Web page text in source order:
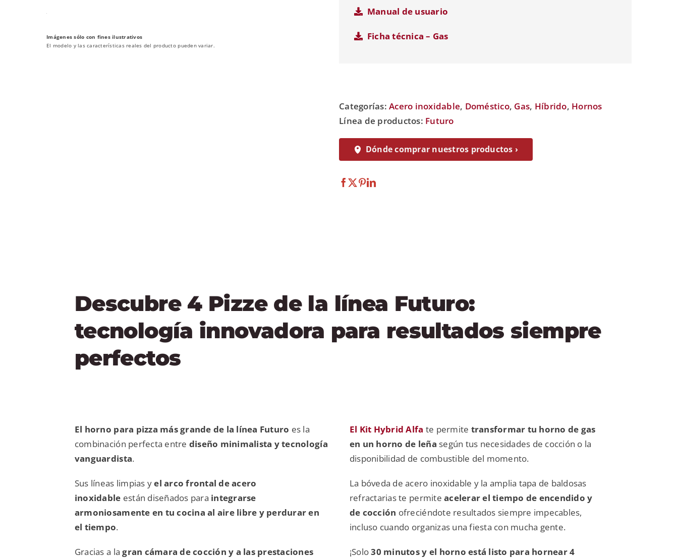
Imágenes sólo con fines ilustrativos
El modelo y las características reales del producto pueden variar.
Manual de usuario
Ficha técnica – Gas
Categorías:Acero inoxidable, Doméstico, Gas, Híbrido, Hornos
Línea de productos: Futuro
Dónde comprar nuestros productos ›
Descubre 4 Pizze de la línea Futuro:
tecnología innovadora para resultados siempre
perfectos
El horno para pizza más grande de la línea Futuro es la
combinación perfecta entre diseño minimalista y tecnología
vanguardista.
Sus líneas limpias yel arco frontal de acero
inoxidable están diseñados para integrarse
armoniosamente en tu cocina al aire libre y perdurar en
el tiempo.
Gracias a lagran cámara de cocción y a las prestaciones
El Kit Hybrid Alfa te permite transformar tu horno de gas
en un horno de leña según tus necesidades de cocción o la
disponibilidad de combustible del momento.
La bóveda de acero inoxidable y la amplia tapa de baldosas
refractarias te permiteacelerar el tiempo de encendido y
de cocción ofreciéndote resultados siempre impecables,
incluso cuando organizas una fiesta con mucha gente.
¡Solo30 minutos y el horno está listo para hornear 4